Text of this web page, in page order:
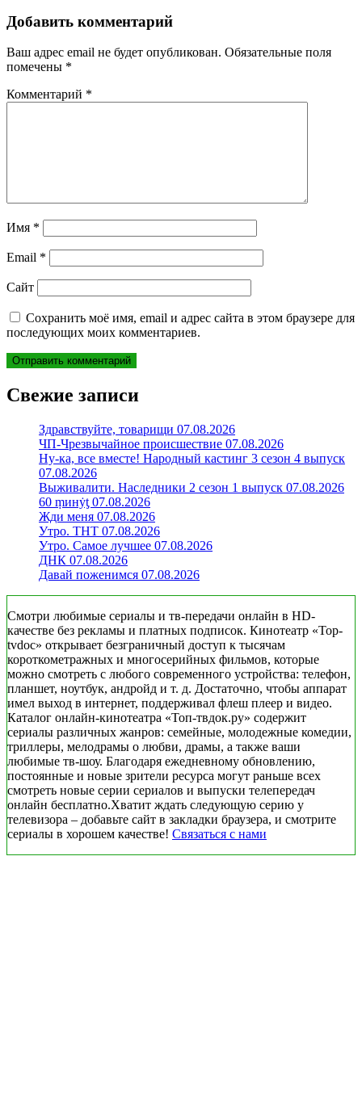
записям
Добавить комментарий
Ваш адрес email не будет опубликован. Обязательные поля
помечены *
Комментарий *
Имя *
Email *
Сайт
Сохранить моё имя, email и адрес сайта в этом браузере для
последующих моих комментариев.
Свежие записи
Здравствуйте, товарищи 07.08.2026
ЧП-Чрезвычайное происшествие 07.08.2026
Ну-ка, все вместе! Народный кастинг 3 сезон 4 выпуск
07.08.2026
Выживалити. Наследники 2 сезон 1 выпуск 07.08.2026
60 ṃинẏƫ 07.08.2026
Жди меня 07.08.2026
Утро. ТНТ 07.08.2026
Утро. Самое лучшее 07.08.2026
ДНК 07.08.2026
Давай поженимся 07.08.2026
Смотри любимые сериалы и тв-передачи онлайн в HD-
качестве без рекламы и платных подписок. Кинотеатр «Top-
tvdoc» открывает безграничный доступ к тысячам
короткометражных и многосерийных фильмов, которые
можно смотреть с любого современного устройства: телефон,
планшет, ноутбук, андройд и т. д. Достаточно, чтобы аппарат
имел выход в интернет, поддерживал флеш плеер и видео.
Каталог онлайн-кинотеатра «Топ-твдок.ру» содержит
сериалы различных жанров: семейные, молодежные комедии,
триллеры, мелодрамы о любви, драмы, а также ваши
любимые тв-шоу. Благодаря ежедневному обновлению,
постоянные и новые зрители ресурса могут раньше всех
смотреть новые серии сериалов и выпуски телепередач
онлайн бесплатно.Хватит ждать следующую серию у
телевизора – добавьте сайт в закладки браузера, и смотрите
сериалы в хорошем качестве! Связаться с нами